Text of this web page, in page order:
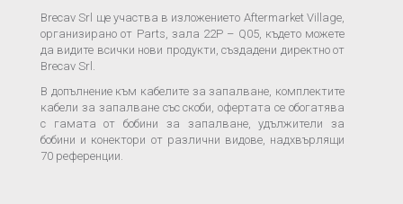
Brecav Srl ще участва в изложението Aftermarket Village,
организирано от Parts, зала 22P – Q05, където можете
да видите всички нови продукти, създадени директно от
Brecav Srl.
В допълнение към кабелите за запалване, комплектите
кабели за запалване със скоби, офертата се обогатява
с гамата от бобини за запалване, удължители за
бобини и конектори от различни видове, надхвърлящи
70 референции.